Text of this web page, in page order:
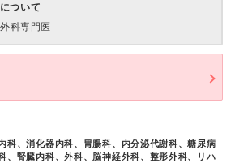
ついて
科専門医
科、消化器内科、胃腸科、内分泌代謝科、糖尿病
、腎臓内科、外科、脳神経外科、整形外科、リハ